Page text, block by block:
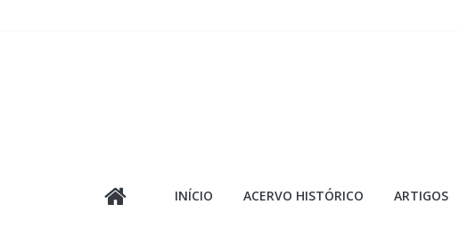
INÍCIO ACERVO HISTÓRICO ARTIGOS